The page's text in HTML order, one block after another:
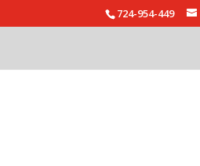
724-954-449